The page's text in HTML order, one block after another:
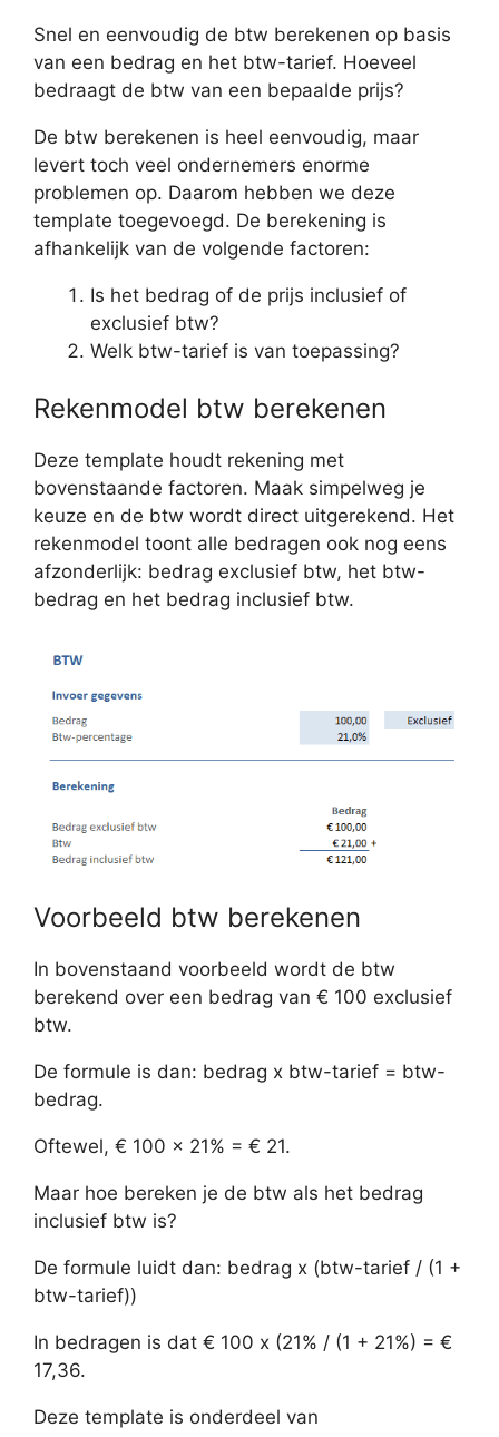
Snel en eenvoudig de btw berekenen op basis
van een bedrag en het btw-tarief. Hoeveel
bedraagt de btw van een bepaalde prijs?
De btw berekenen is heel eenvoudig, maar
levert toch veel ondernemers enorme
problemen op. Daarom hebben we deze
template toegevoegd. De berekening is
afhankelijk van de volgende factoren:
Is het bedrag of de prijs inclusief of
exclusief btw?
Welk btw-tarief is van toepassing?
Rekenmodel btw berekenen
Deze template houdt rekening met
bovenstaande factoren. Maak simpelweg je
keuze en de btw wordt direct uitgerekend. Het
rekenmodel toont alle bedragen ook nog eens
afzonderlijk: bedrag exclusief btw, het btw-
bedrag en het bedrag inclusief btw.
Voorbeeld btw berekenen
In bovenstaand voorbeeld wordt de btw
berekend over een bedrag van € 100 exclusief
btw.
De formule is dan: bedrag x btw-tarief = btw-
bedrag.
Oftewel, € 100 x 21% = € 21.
Maar hoe bereken je de btw als het bedrag
inclusief btw is?
De formule luidt dan: bedrag x (btw-tarief / (1 +
btw-tarief))
In bedragen is dat € 100 x (21% / (1 + 21%) = €
17,36.
Deze template is onderdeel van